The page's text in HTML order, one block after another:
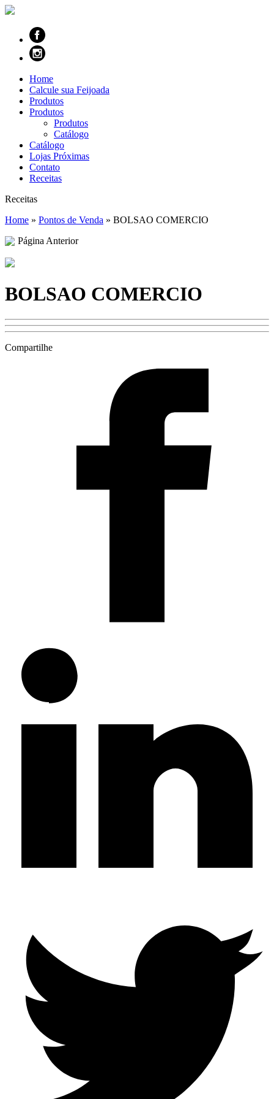
Home
Calcule sua Feijoada
Produtos
Produtos
Produtos
Catálogo
Catálogo
Lojas Próximas
Contato
Receitas
Receitas
Home » Pontos de Venda » BOLSAO COMERCIO
Página Anterior
BOLSAO COMERCIO
Compartilhe